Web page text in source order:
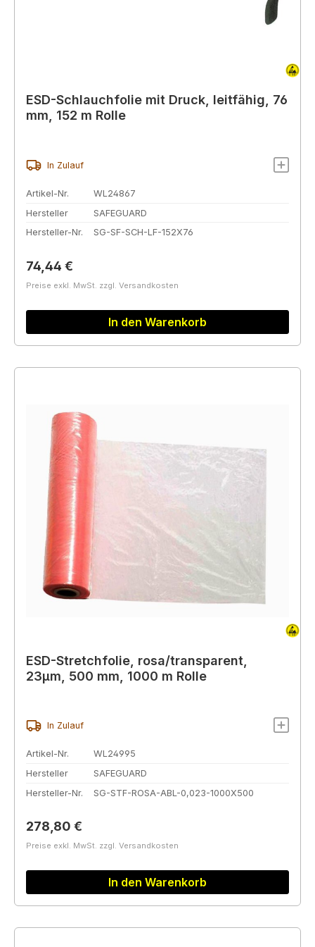
ESD-Schlauchfolie mit Druck, leitfähig, 76
mm, 152 m Rolle
In Zulauf
Artikel-Nr.
WL24867
Hersteller
SAFEGUARD
Hersteller-Nr.
SG-SF-SCH-LF-152X76
Regulärer Preis:
74,44 €
Preise exkl. MwSt. zzgl. Versandkosten
In den Warenkorb
ESD-Stretchfolie, rosa/transparent,
23µm, 500 mm, 1000 m Rolle
In Zulauf
Artikel-Nr.
WL24995
Hersteller
SAFEGUARD
Hersteller-Nr.
SG-STF-ROSA-ABL-0,023-1000X500
Regulärer Preis:
278,80 €
Preise exkl. MwSt. zzgl. Versandkosten
In den Warenkorb